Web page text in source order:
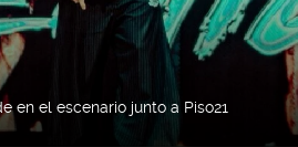
en el escenario junto a Piso21